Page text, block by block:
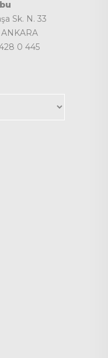
Sk. N. 33
0 445